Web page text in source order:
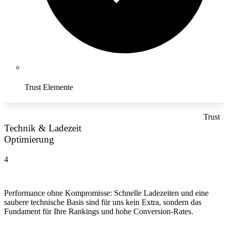
Trust Elemente
Trust
Technik & Ladezeit
Optimierung
4
Performance ohne Kompromisse: Schnelle Ladezeiten und eine
saubere technische Basis sind für uns kein Extra, sondern das
Fundament für Ihre Rankings und hohe Conversion-Rates.